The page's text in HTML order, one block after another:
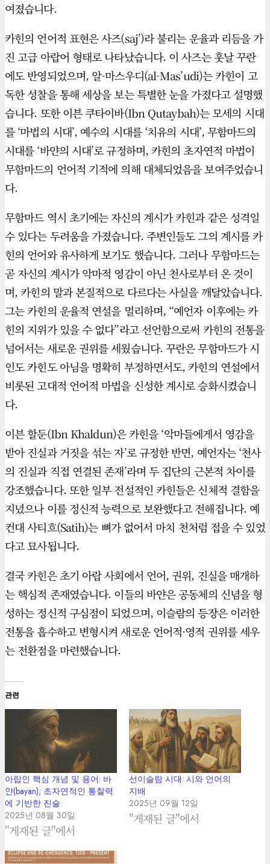
여졌습니다.
카힌의 언어적 표현은 사즈(saj’)라 불리는 운율과 리듬을 가
진 고급 아랍어 형태로 나타났습니다. 이 사즈는 훗날 꾸란
에도 반영되었으며, 알-마스우디(al-Mas’udi)는 카힌이 고
독한 성찰을 통해 세상을 보는 특별한 눈을 가졌다고 설명했
습니다. 또한 이븐 쿠타이바(Ibn Qutaybah)는 모세의 시대
를 ‘마법의 시대’, 예수의 시대를 ‘치유의 시대’, 무함마드의
시대를 ‘바얀의 시대’로 규정하며, 카힌의 초자연적 마법이
무함마드의 언어적 기적에 의해 대체되었음을 보여주었습니
다.
무함마드 역시 초기에는 자신의 계시가 카힌과 같은 성격일
수 있다는 두려움을 가졌습니다. 주변인들도 그의 계시를 카
힌의 언어와 유사하게 보기도 했습니다. 그러나 무함마드는
곧 자신의 계시가 악마적 영감이 아닌 천사로부터 온 것이
며, 카힌의 말과 본질적으로 다르다는 사실을 깨달았습니다.
그는 카힌의 운율적 연설을 멀리하며, “예언자 이후에는 카
힌의 지위가 있을 수 없다”라고 선언함으로써 카힌의 전통을
넘어서는 새로운 권위를 세웠습니다. 꾸란은 무함마드가 시
인도 카힌도 아님을 명확히 부정하면서도, 카힌의 연설에서
비롯된 고대적 언어적 마법을 신성한 계시로 승화시켰습니
다.
이븐 할둔(Ibn Khaldun)은 카힌을 ‘악마들에게서 영감을
받아 진실과 거짓을 섞는 자’로 규정한 반면, 예언자는 ‘천사
의 진실과 직접 연결된 존재’라며 두 집단의 근본적 차이를
강조했습니다. 또한 일부 전설적인 카힌들은 신체적 결함을
지녔으나 이를 정신적 능력으로 보완했다고 전해집니다. 예
컨대 사티흐(Satih)는 뼈가 없어서 마치 천처럼 접을 수 있었
다고 묘사됩니다.
결국 카힌은 초기 아랍 사회에서 언어, 권위, 진실을 매개하
는 핵심적 존재였습니다. 이들의 바얀은 공동체의 신념을 형
성하는 정신적 구심점이 되었으며, 이슬람의 등장은 이러한
전통을 흡수하고 변형시켜 새로운 언어적·영적 권위를 세우
는 전환점을 마련했습니다.
관련
아랍인 핵심 개념 및 용어: 바
얀(bayan); 초자연적인 통찰력
에 기반한 진술
2025년 08월 30일
"게재된 글"에서
선이슬람 시대: 시와 언어의
지배
2025년 09월 12일
"게재된 글"에서